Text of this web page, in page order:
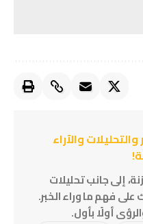
والآراء
إلى جانب تحليلات
فهم ما وراء الخبر.
أولًا بأول.